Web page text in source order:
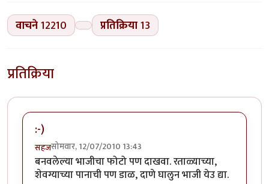
वाचने12210 प्रतिक्रिया13
प्रतिक्रिया
:-)
सहजसोमवार, 12/07/2010 13:43
बनवलेल्या भाजीचा फोटो पण दाखवा. रताळ्याच्या,
शेवग्याच्या पानाची पण डाळ, दाणे घालुन भाजी येउ द्या.